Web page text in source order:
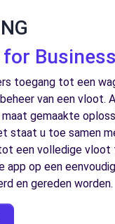
for Business
toegang tot een
van een vloot.
gemaakte
staat u toe samen
een volledige vloot
app op een
en gereden worden.